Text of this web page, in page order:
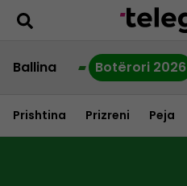
Ballina Botërori 2026
Prishtina Prizreni Peja